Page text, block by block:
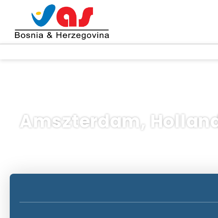
Amszterdam,